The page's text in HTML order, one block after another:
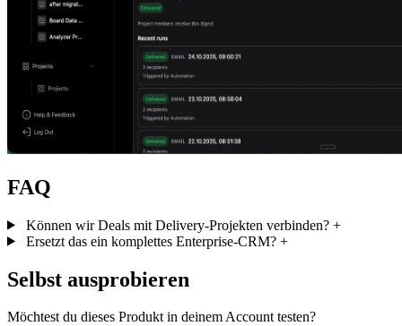
FAQ
Können wir Deals mit Delivery-Projekten verbinden? +
Ersetzt das ein komplettes Enterprise-CRM? +
Selbst ausprobieren
Möchtest du dieses Produkt in deinem Account testen?